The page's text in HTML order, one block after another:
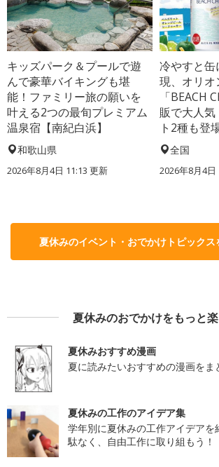
キッズパーク＆プールで遊
んで豪華バイキングも堪
能！ファミリー旅の願いを
叶える2つの最旬プレミアム
温泉宿【南紀白浜】
和歌山県
2026年8月4日 11:13 更新
冷やすと缶
現、オリオ
「BEACH
販で大人
ト2種も登
全国
2026年8月4日
夏休みのイベント・おでかけトピックス
夏休みのおでかけをもっと
夏休みおすすめ漫画
夏に読みたいおすすめの漫画をま
夏休みの工作のアイデア集
学年別に夏休みの工作アイデアを
駄なく、自由工作に取り組もう！